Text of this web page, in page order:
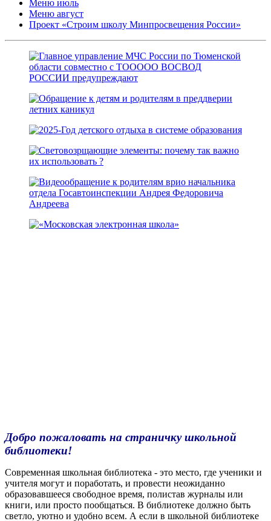
Меню июль
Меню август
Проект «Строим школу Минпросвещения России»
Добро пожаловать на страничку школьной
библиотеки!
Современная школьная библиотека - это место, где ученики и
учителя могут и поработать, и провести неожиданно
образовавшееся свободное время, полистав журналы или
книги, или просто пообщаться. В библиотеке должно быть
светло, уютно и удобно всем. А если в школьной библиотеке